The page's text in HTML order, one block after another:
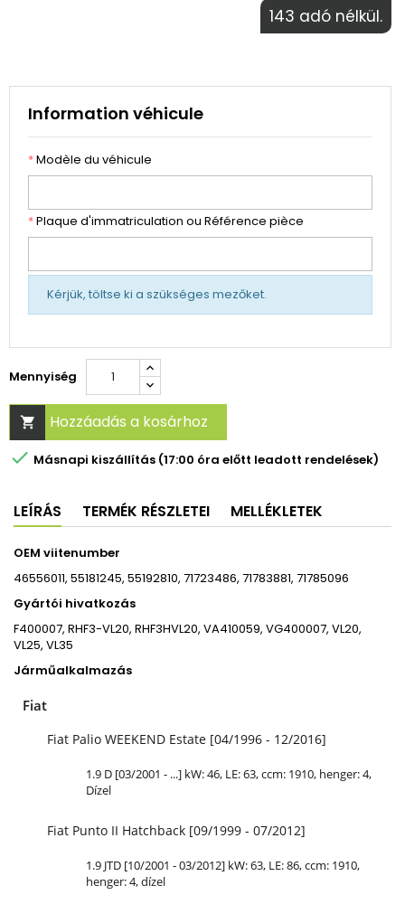
143 adó nélkül.
Information véhicule
*Modèle du véhicule
*Plaque d'immatriculation ou Référence pièce
Kérjük, töltse ki a szükséges mezőket.
Mennyiség
 Hozzáadás a kosárhoz
 Másnapi kiszállítás (17:00 óra előtt leadott rendelések)
LEÍRÁS TERMÉK RÉSZLETEI MELLÉKLETEK
OEM viitenumber
46556011, 55181245, 55192810, 71723486, 71783881, 71785096
Gyártói hivatkozás
F400007, RHF3-VL20, RHF3HVL20, VA410059, VG400007, VL20,
VL25, VL35
Járműalkalmazás
Fiat
Fiat Palio WEEKEND Estate [04/1996 - 12/2016]
1.9 D [03/2001 - ...] kW: 46, LE: 63, ccm: 1910, henger: 4,
Dízel
Fiat Punto II Hatchback [09/1999 - 07/2012]
1.9 JTD [10/2001 - 03/2012] kW: 63, LE: 86, ccm: 1910,
henger: 4, dízel